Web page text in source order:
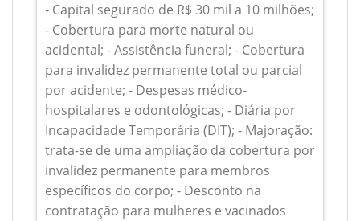
- Capital segurado de R$ 30 mil a 10 milhões;
- Cobertura para morte natural ou
acidental; - Assistência funeral; - Cobertura
para invalidez permanente total ou parcial
por acidente; - Despesas médico-
hospitalares e odontológicas; - Diária por
Incapacidade Temporária (DIT); - Majoração:
trata-se de uma ampliação da cobertura por
invalidez permanente para membros
específicos do corpo; - Desconto na
contratação para mulheres e vacinados